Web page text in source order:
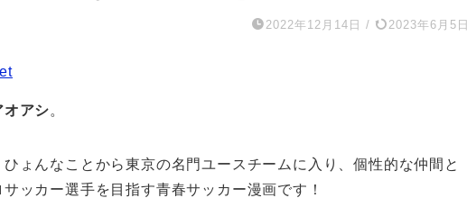
2022年12月14日 / 2023年6月5日
オアシ。
ょんなことから東京の名門ユースチームに入り、個性的な仲間と
ッカー選手を目指す青春サッカー漫画です！